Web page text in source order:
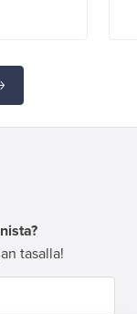
tasalla!